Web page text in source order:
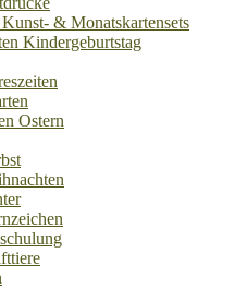
& Monatskartensets
Kindergeburtstag
Ostern